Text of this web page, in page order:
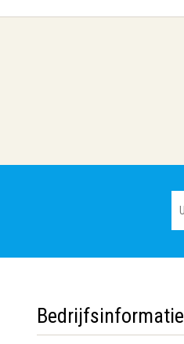
Bedrijfsinformatie